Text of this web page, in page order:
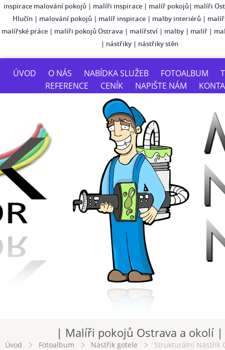
inspirace malování pokojů | malíři inspirace | malíř pokojů| malíři
Hlučín| malování pokojů| malíř inspirace| malby interiérů|
malířské práce | malíři pokojů Ostrava | malířství | malby | malíř |
| nástřiky | nástřiky stěn
ÚVOD O NÁS NABÍDKA SLUŽEB FOTOALBUM
REFERENCE
CENÍK NAPIŠTE NÁM
| Malíři pokojů Ostrava a okolí |
Úvod Fotoalbum Nástřik gotele Strukturální Nástřik